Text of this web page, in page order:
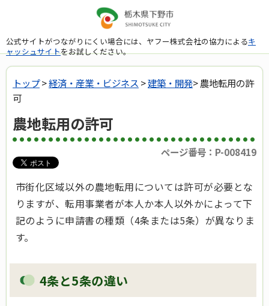
公式サイトがつながりにくい場合には、ヤフー株式会社の協力によるキ
ャッシュサイトをお試しください。
トップ>経済・産業・ビジネス >建築・開発> 農地転用の許
可
農地転用の許可
ページ番号：P-008419
市街化区域以外の農地転用については許可が必要とな
りますが、転用事業者が本人か本人以外かによって下
記のように申請書の種類（4条または5条）が異なりま
す。
4条と5条の違い